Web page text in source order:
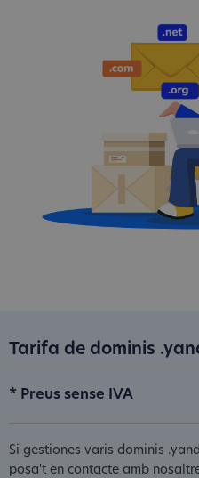
Tarifa de dominis
* Preus sense IVA
Si gestiones varis dominis
posa't en contacte amb